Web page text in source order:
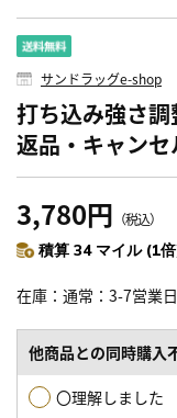
サンドラッグe-shop
打ち込み強さ調
返品・キャン
3,780円 （税込）
積算 34 マイル (1
在庫 通常：3-7営業
他商品との同時購入
〇理解しました